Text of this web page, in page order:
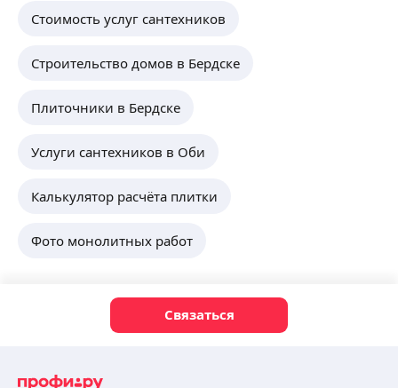
Стоимость услуг сантехников
Строительство домов в Бердске
Плиточники в Бердске
Услуги сантехников в Оби
Калькулятор расчёта плитки
Фото монолитных работ
Связаться